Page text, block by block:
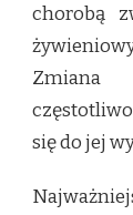
chorobą
Zmiana
się do jej